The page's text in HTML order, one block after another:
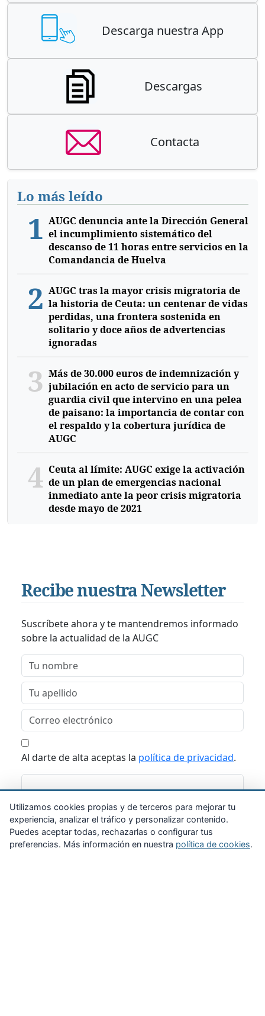
Descarga nuestra App
Descargas
Contacta
Lo más leído
1 AUGC denuncia ante la Dirección General
el incumplimiento sistemático del
descanso de 11 horas entre servicios en la
Comandancia de Huelva
2 AUGC tras la mayor crisis migratoria de
la historia de Ceuta: un centenar de vidas
perdidas, una frontera sostenida en
solitario y doce años de advertencias
ignoradas
3 Más de 30.000 euros de indemnización y
jubilación en acto de servicio para un
guardia civil que intervino en una pelea
de paisano: la importancia de contar con
el respaldo y la cobertura jurídica de
AUGC
4 Ceuta al límite: AUGC exige la activación
de un plan de emergencias nacional
inmediato ante la peor crisis migratoria
desde mayo de 2021
Recibe nuestra Newsletter
Suscríbete ahora y te mantendremos informado
sobre la actualidad de la AUGC
Al darte de alta aceptas la política de privacidad.
Suscribirme
Utilizamos cookies propias y de terceros para mejorar tu
experiencia, analizar el tráfico y personalizar contenido.
Puedes aceptar todas, rechazarlas o configurar tus
preferencias. Más información en nuestra política de cookies.